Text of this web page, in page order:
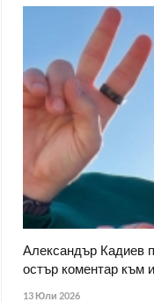
Александър Кадиев
остър коментар към
13 Юли 2026